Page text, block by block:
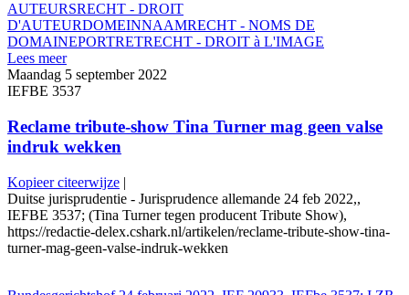
AUTEURSRECHT - DROIT
D'AUTEURDOMEINNAAMRECHT - NOMS DE
DOMAINEPORTRETRECHT - DROIT à L'IMAGE
Lees meer
Maandag 5 september 2022
IEFBE 3537
Reclame tribute-show Tina Turner mag geen valse
indruk wekken
Kopieer citeerwijze |
Duitse jurisprudentie - Jurisprudence allemande 24 feb 2022,,
IEFBE 3537; (Tina Turner tegen producent Tribute Show),
https://redactie-delex.cshark.nl/artikelen/reclame-tribute-show-tina-
turner-mag-geen-valse-indruk-wekken